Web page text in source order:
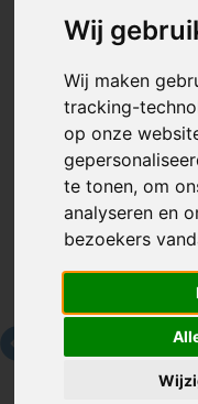
Wij
Wij maken
tracking-
op onze
te tonen, om
analyseren en
bezoekers
hengsels
Artikelnummer: